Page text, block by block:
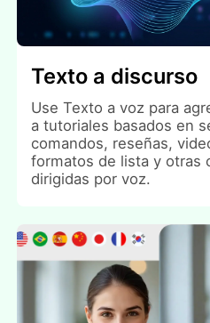
Texto a discurso
Use Texto a voz para
a tutoriales basados en
comandos, reseñas,
formatos de lista y otras
dirigidas por voz.